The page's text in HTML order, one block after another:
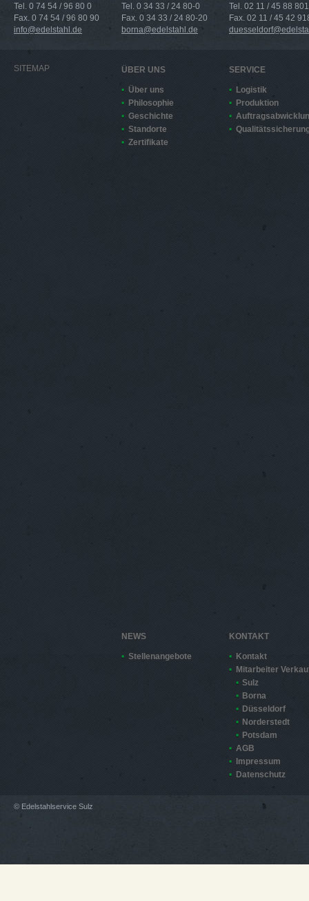
Tel. 0 74 54 / 96 80 0
Fax. 0 74 54 / 96 80 90
info@edelstahl.de
Tel. 0 34 33 / 24 80-0
Fax. 0 34 33 / 24 80-20
borna@edelstahl.de
Tel. 02 11 / 45 88 801
Fax. 02 11 / 45 42
SITEMAP ÜBER UNS
Über uns
Philosophie
Geschichte
Standorte
Zertifikate
SERVICE
Logistik
Produktion
NEWS
Stellenangebote
KONTAKT
Kontakt
Mitarbeiter
Sulz
Borna
Düsseldorf
Norderstedt
Potsdam
AGB
Impressum
Datenschutz
© Edelstahlservice Sulz